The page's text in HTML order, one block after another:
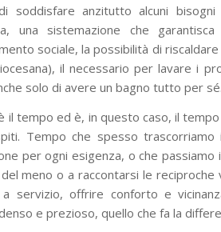
soddisfare anzitutto alcuni
una sistemazione che
sociale, la possibilità di
il necessario per lavare i
solo di avere un bagno tutto per sé.
il tempo ed è, in questo caso, il
Tempo che spesso
per ogni esigenza, o che
meno o a raccontarsi le
servizio, offrire conforto e
e prezioso, quello che fa la